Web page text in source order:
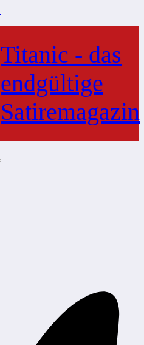
Titanic - das
endgültige
Satiremagazin